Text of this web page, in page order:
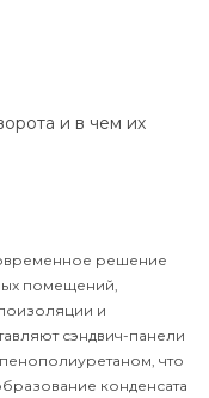
и в чем их
решение
помещений,
и
сэндвич-панели
что
конденсата